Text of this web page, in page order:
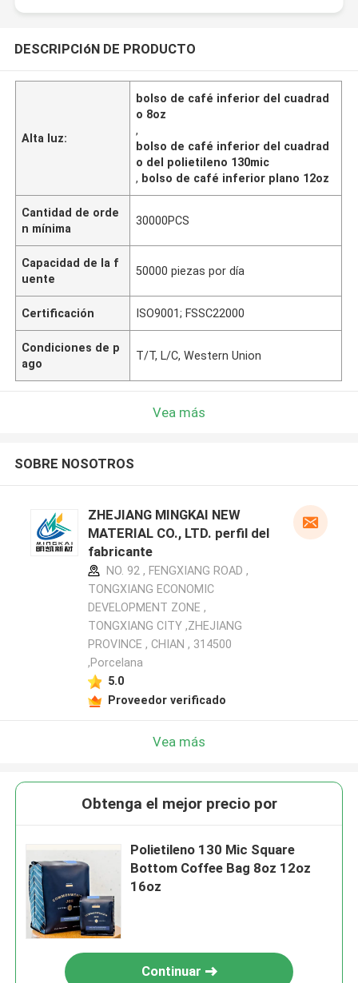
DESCRIPCIóN DE PRODUCTO
Alta luz:
bolso de café inferior del cuadrad
o 8oz
,
bolso de café inferior del cuadrad
o del polietileno 130mic
, bolso de café inferior plano 12oz
Cantidad de orde
n mínima
30000PCS
Capacidad de la f
uente
50000 piezas por día
Certificación ISO9001; FSSC22000
Condiciones de p
ago
T/T, L/C, Western Union
Vea más
SOBRE NOSOTROS
ZHEJIANG MINGKAI NEW
MATERIAL CO., LTD. perfil del
fabricante
NO. 92 , FENGXIANG ROAD ,
TONGXIANG ECONOMIC
DEVELOPMENT ZONE ,
TONGXIANG CITY ,ZHEJIANG
PROVINCE , CHIAN , 314500
,Porcelana
5.0
Proveedor verificado
Vea más
Obtenga el mejor precio por
Polietileno 130 Mic Square
Bottom Coffee Bag 8oz 12oz
16oz
Continuar